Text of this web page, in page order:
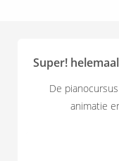
Super!
De
animatie